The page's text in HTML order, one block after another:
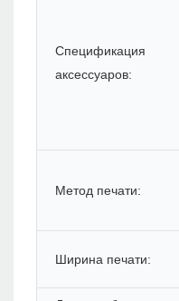
Спецификация
аксессуаров:
Метод печати:
Ширина печати: